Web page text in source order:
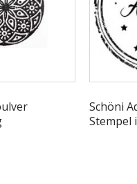
Schöni
Stempel